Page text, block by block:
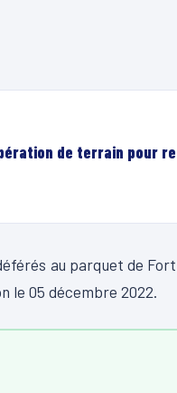
de terrain pour
au parquet de
le 05 décembre 2022.